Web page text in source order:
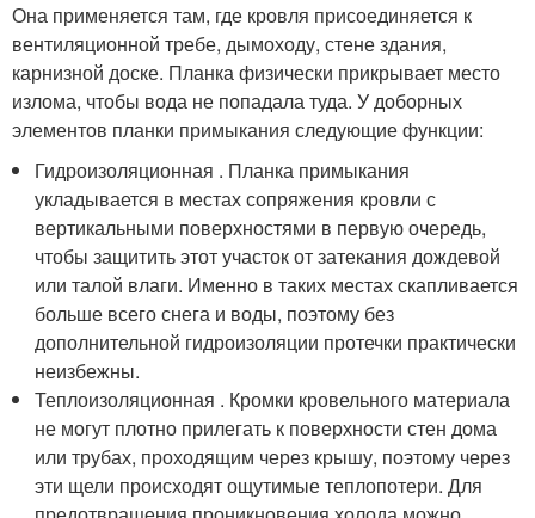
Она применяется там, где кровля присоединяется к
вентиляционной требе, дымоходу, стене здания,
карнизной доске. Планка физически прикрывает место
излома, чтобы вода не попадала туда. У доборных
элементов планки примыкания следующие функции:
Гидроизоляционная . Планка примыкания
укладывается в местах сопряжения кровли с
вертикальными поверхностями в первую очередь,
чтобы защитить этот участок от затекания дождевой
или талой влаги. Именно в таких местах скапливается
больше всего снега и воды, поэтому без
дополнительной гидроизоляции протечки практически
неизбежны.
Теплоизоляционная . Кромки кровельного материала
не могут плотно прилегать к поверхности стен дома
или трубах, проходящим через крышу, поэтому через
эти щели происходят ощутимые теплопотери. Для